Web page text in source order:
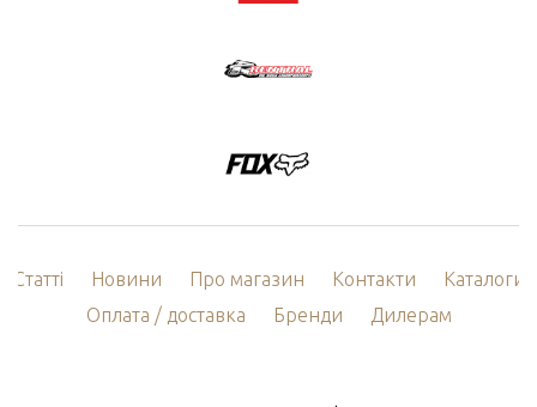
Статті Новини Про магазин Контакти
Каталоги
Оплата / доставка
Бренди Дилерам